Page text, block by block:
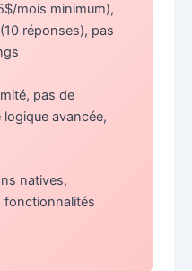
mois minimum),
réponses), pas
pas de
avancée,
natives,
fonctionnalités